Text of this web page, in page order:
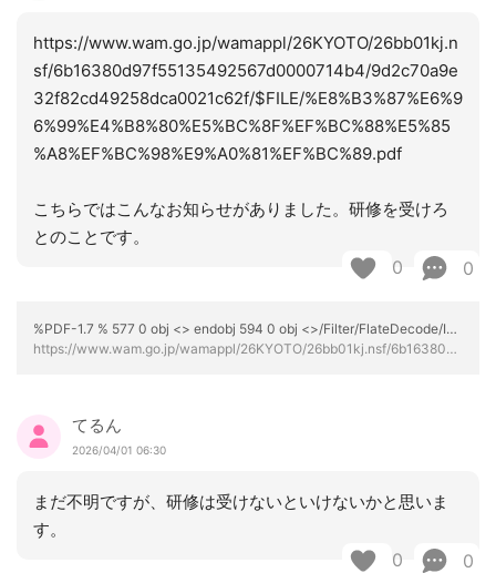
https://www.wam.go.jp/wamappl/26KYOTO/26bb01kj.n
sf/6b16380d97f55135492567d0000714b4/9d2c70a9e
32f82cd49258dca0021c62f/$FILE/%E8%B3%87%E6%9
6%99%E4%B8%80%E5%BC%8F%EF%BC%88%E5%85
%A8%EF%BC%98%E9%A0%81%EF%BC%89.pdf
こちらではこんなお知らせがありました。研修を受けろ
とのことです。
0 0
%PDF-1.7 % 577 0 obj <> endobj 594 0 obj <>/Filter/FlateDecode/ID[<646E75066E061440A3B7CBC43AC72D09>]/Index[577 39]/Info 576 0 R/Length 93/Prev 401882/Root 578 0 R/Size 616/Type/XRef/W[1 3 1]>>stream hbbd```b``fM iX$DHj0[I$DrtEA$M$_쫹" LL00ҕ[ G endstream endobj startxref 0 %%EOF 615 0 obj <>stream hb```d````a``hfd@ AfV8A b9W}]96C7%[Rh C K30?ۤXd&2kBD'p333a4P-Ha``]~F>l*27c {@A -6PU H4 endstream endobj 578 0 obj <>/Metadata 40 0 R/Outlines 104 0 R/Pages 575 0 R/StructTreeRoot 105 0 R/Type/Catalog>> endobj 579 0 obj <>/MediaBox[0 0 595.32 841.92]/Parent 575 0 R/Resources<>/Font<>/ProcSet[/PDF/Text/ImageB/ImageC/ImageI]>>/Rotate 0/StructParents 0/Tabs/S/Type/Page>> endobj 580 0 obj <>stream hUkk0+cҕN`iGӭn%Ķ3+y9Haغ{=OHjVP|uj\\ĀZԺ@"7@ =չ% gaEiM] >W=mך^Kͦ1`y k0hSDgdV.]։C%H` "x^#X?Kv;{ {vP~Լ@Q:m}Ҭz/Zqoms92Rg"."zU'1 @DmRROF[v{̠6LhFr{<)|{Ӛe/\zeΏKxP*v(:ťv 'eRL}p0 +tzo!r#:Зt鳪Hpz$o'z ã Cň`MqxQw-(dz;lW3}ú. fN4 Lı,iXE6(`UYL#Xal_cxP%=4!bWl>Ka0^7z8z%E4CQpM!G3GCrҜ+,ͷ'dKk()9q!o
https://www.wam.go.jp/wamappl/26KYOTO/26bb01kj.nsf/6b16380d97f55135492567d0000714b4/9d2c70a9e32f82cd49258dca0021c62f/$FILE/%E8%B3%87%E6%96%99%E4%B8%80%E5%BC%8F%EF%BC%88%E5%85%A8%EF%BC%98%E9%A0%81%EF%BC%89.pdf
てるん
2026/04/01 06:30
まだ不明ですが、研修は受けないといけないかと思いま
す。
0 0